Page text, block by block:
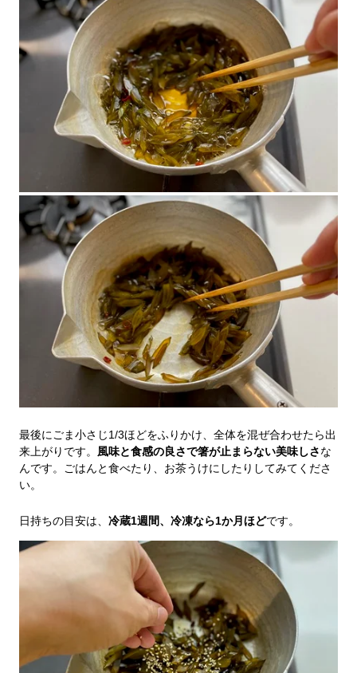
最後にごま小さじ1/3ほどをふりかけ、全体を混ぜ合わせたら出
来上がりです。 風味と食感の良さで箸が止まらない美味しさな
んです。ごはんと食べたり、お茶うけにしたりしてみてくださ
い。
日持ちの目安は、 冷蔵1週間、冷凍なら1か月ほどです。